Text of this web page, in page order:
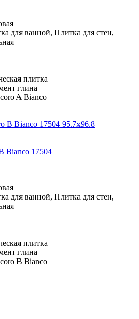
для ванной, Плитка для стен,
плитка
глина
A Bianco
95.7x96.8
Bianco 17504
для ванной, Плитка для стен,
плитка
глина
B Bianco